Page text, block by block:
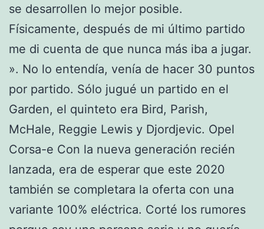
se desarrollen lo mejor posible.
Físicamente, después de mi último partido
me di cuenta de que nunca más iba a jugar.
». No lo entendía, venía de hacer 30 puntos
por partido. Sólo jugué un partido en el
Garden, el quinteto era Bird, Parish,
McHale, Reggie Lewis y Djordjevic. Opel
Corsa-e Con la nueva generación recién
lanzada, era de esperar que este 2020
también se completara la oferta con una
variante 100% eléctrica. Corté los rumores